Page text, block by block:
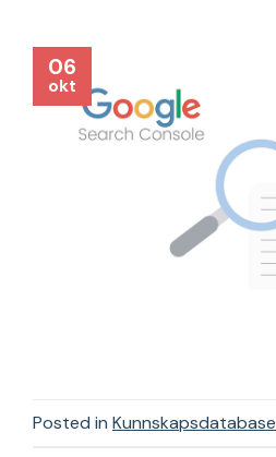
06
okt
Posted in Kunnskapsdatabase